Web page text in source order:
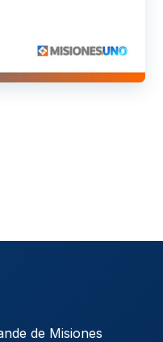
de Misiones